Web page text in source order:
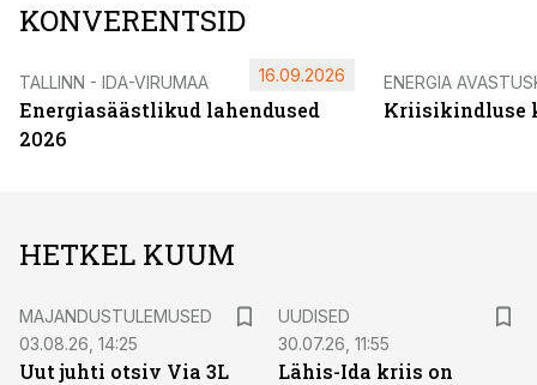
KONVERENTSID
TALLINN - IDA-VIRUMAA
Energiasäästlikud lahendused
2026
16.09.2026 ENERGIA
Kriisikindluse
HETKEL KUUM
MAJANDUSTULEMUSED
03.08.26, 14:25
Uut juhti otsiv Via 3L
UUDISED
30.07.26, 11:55
Lähis-Ida kriis on